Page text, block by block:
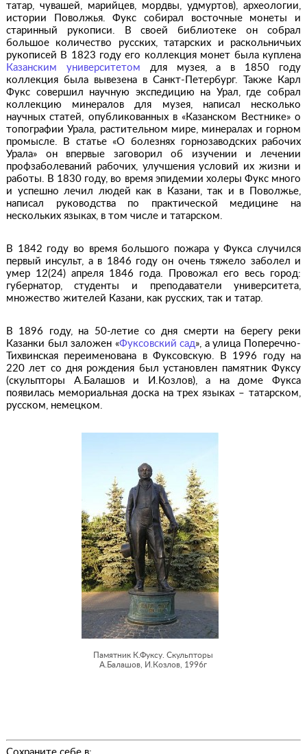
татар, чувашей, марийцев, мордвы, удмуртов), археологии,
истории Поволжья. Фукс собирал восточные монеты и
старинный рукописи. В своей библиотеке он собрал
большое количество русских, татарских и раскольничьих
рукописей В 1823 году его коллекция монет была куплена
Казанским университетом для музея, а в 1850 году
коллекция была вывезена в Санкт-Петербург. Также Карл
Фукс совершил научную экспедицию на Урал, где собрал
коллекцию минералов для музея, написал несколько
научных статей, опубликованных в «Казанском Вестнике» о
топографии Урала, растительном мире, минералах и горном
промысле. В статье «О болезнях горнозаводских рабочих
Урала» он впервые заговорил об изучении и лечении
профзаболеваний рабочих, улучшения условий их жизни и
работы. В 1830 году, во время эпидемии холеры Фукс много
и успешно лечил людей как в Казани, так и в Поволжье,
написал руководства по практической медицине на
нескольких языках, в том числе и татарском.
В 1842 году во время большого пожара у Фукса случился
первый инсульт, а в 1846 году он очень тяжело заболел и
умер 12(24) апреля 1846 года. Провожал его весь город:
губернатор, студенты и преподаватели университета,
множество жителей Казани, как русских, так и татар.
В 1896 году, на 50-летие со дня смерти на берегу реки
Казанки был заложен «Фуксовский сад», а улица Поперечно-
Тихвинская переименована в Фуксовскую. В 1996 году на
220 лет со дня рождения был установлен памятник Фуксу
(скульпторы А.Балашов и И.Козлов), а на доме Фукса
появилась мемориальная доска на трех языках – татарском,
русском, немецком.
Памятник К.Фуксу. Скульпторы
А.Балашов, И.Козлов, 1996г